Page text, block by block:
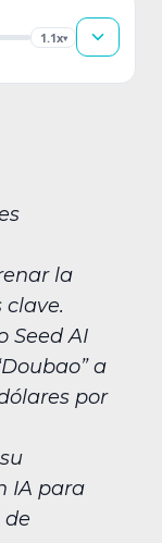
1.1x▾
la
Seed AI
a
por
IA para
de